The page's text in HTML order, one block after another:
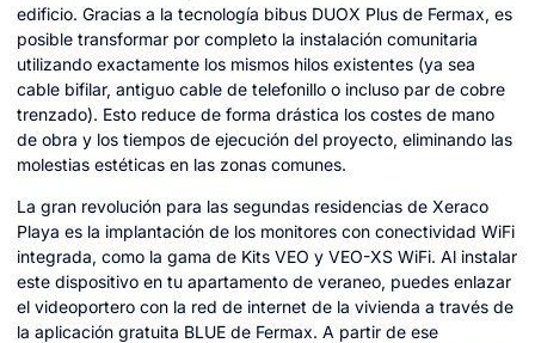
edificio. Gracias a la tecnología bibus DUOX Plus de Fermax, es
posible transformar por completo la instalación comunitaria
utilizando exactamente los mismos hilos existentes (ya sea
cable bifilar, antiguo cable de telefonillo o incluso par de cobre
trenzado). Esto reduce de forma drástica los costes de mano
de obra y los tiempos de ejecución del proyecto, eliminando las
molestias estéticas en las zonas comunes.
La gran revolución para las segundas residencias de Xeraco
Playa es la implantación de los monitores con conectividad WiFi
integrada, como la gama de Kits VEO y VEO-XS WiFi. Al instalar
este dispositivo en tu apartamento de veraneo, puedes enlazar
el videoportero con la red de internet de la vivienda a través de
la aplicación gratuita BLUE de Fermax. A partir de ese